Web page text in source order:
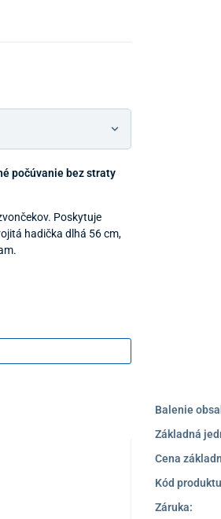
Balenie
Základná
Cena
Kód
Záruka:
počúvanie bez straty
Poskytuje
hadička dlhá 56 cm,